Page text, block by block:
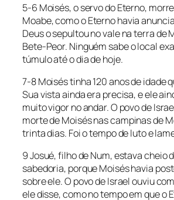
5-6 Moisés, o servo do Eterno,
Moabe, como o Eterno havia
Deus o sepultou no vale na terra de
Bete-Peor. Ninguém sabe o local
túmulo até o dia de hoje.
7-8 Moisés tinha 120 anos de idade
Sua vista ainda era precisa, e ele
muito vigor no andar. O povo de
morte de Moisés nas campinas de
trinta dias. Foi o tempo de luto e
9 Josué, filho de Num, estava cheio
sabedoria, porque Moisés havia
sobre ele. O povo de Israel ouviu
ele disse, como no tempo em que o